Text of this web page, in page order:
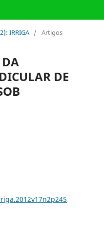
IRRIGA / Artigos
DA
DE